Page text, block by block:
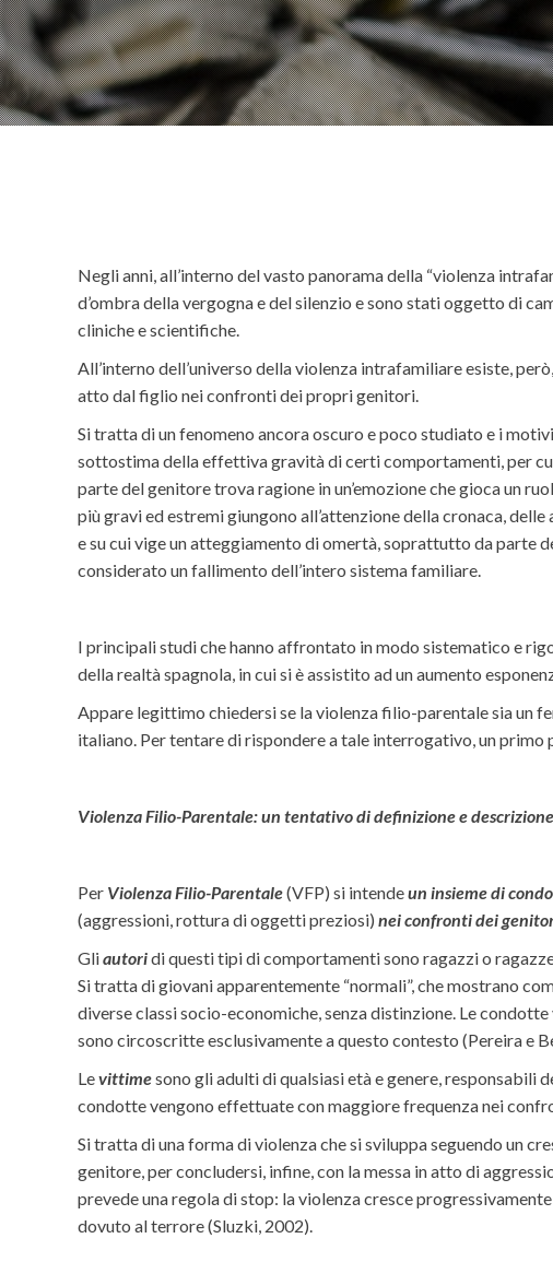
Negli anni, all’interno del vasto panorama della “violenza
d’ombra della vergogna e del silenzio e sono stati oggetto di
cliniche e scientifiche.
All’interno dell’universo della violenza intrafamiliare esiste,
atto dal figlio nei confronti dei propri genitori.
Si tratta di un fenomeno ancora oscuro e poco studiato e i
sottostima della effettiva gravità di certi comportamenti, per
parte del genitore trova ragione in un’emozione che gioca un
più gravi ed estremi giungono all’attenzione della cronaca,
e su cui vige un atteggiamento di omertà, soprattutto da parte
considerato un fallimento dell’intero sistema familiare.
I principali studi che hanno affrontato in modo sistematico e
della realtà spagnola, in cui si è assistito ad un aumento
Appare legittimo chiedersi se la violenza filio-parentale sia un
italiano. Per tentare di rispondere a tale interrogativo, un
Violenza Filio-Parentale: un tentativo di definizione e
Per Violenza Filio-Parentale(VFP) si intendeun insieme di
(aggressioni, rottura di oggetti preziosi)nei confronti dei
Gliautoridi questi tipi di comportamenti sono ragazzi o
Si tratta di giovani apparentemente “normali”, che mostrano
diverse classi socio-economiche, senza distinzione. Le
sono circoscritte esclusivamente a questo contesto (Pereira e
Levittimesono gli adulti di qualsiasi età e genere, responsabili
condotte vengono effettuate con maggiore frequenza nei
Si tratta di una forma di violenza che si sviluppa seguendo un
genitore, per concludersi, infine, con la messa in atto di
prevede una regola di stop: la violenza cresce
dovuto al terrore (Sluzki, 2002).